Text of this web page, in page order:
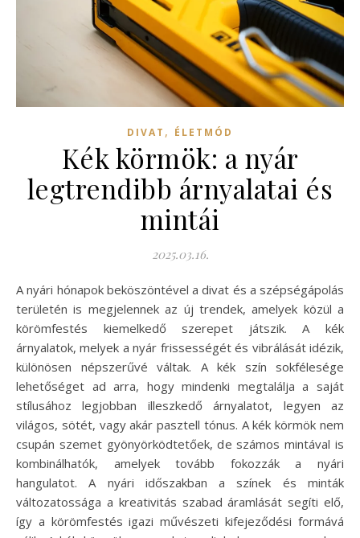
DIVAT , ÉLETMÓD
Kék körmök: a nyár
legtrendibb árnyalatai és
mintái
2025.03.16.
A nyári hónapok beköszöntével a divat és a szépségápolás
területén is megjelennek az új trendek, amelyek közül a
körömfestés kiemelkedő szerepet játszik. A kék
árnyalatok, melyek a nyár frissességét és vibrálását idézik,
különösen népszerűvé váltak. A kék szín sokfélesége
lehetőséget ad arra, hogy mindenki megtalálja a saját
stílusához legjobban illeszkedő árnyalatot, legyen az
világos, sötét, vagy akár pasztell tónus. A kék körmök nem
csupán szemet gyönyörködtetőek, de számos mintával is
kombinálhatók, amelyek tovább fokozzák a nyári
hangulatot. A nyári időszakban a színek és minták
változatossága a kreativitás szabad áramlását segíti elő,
így a körömfestés igazi művészeti kifejeződési formává